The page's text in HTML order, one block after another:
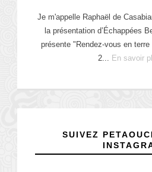
Je m'appelle Raphaël de
la présentation d’Échappées
présente "Rendez-vous en
2... En savoir
SUIVEZ